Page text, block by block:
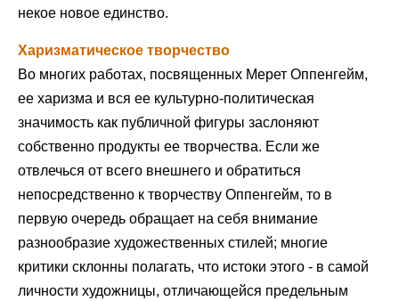
некое новое единство.
Харизматическое творчество
Во многих работах, посвященных Мерет Оппенгейм,
ее харизма и вся ее культурно-политическая
значимость как публичной фигуры заслоняют
собственно продукты ее творчества. Если же
отвлечься от всего внешнего и обратиться
непосредственно к творчеству Оппенгейм, то в
первую очередь обращает на себя внимание
разнообразие художественных стилей; многие
критики склонны полагать, что истоки этого - в самой
личности художницы, отличающейся предельным